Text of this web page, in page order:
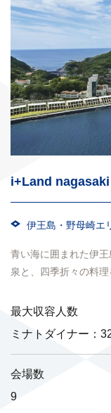
i+Land nagasaki
伊王島・野母崎エ
青い海に囲まれた伊
泉と、四季折々の料
最大収容人数
ミナトダイナー：
会場数
9